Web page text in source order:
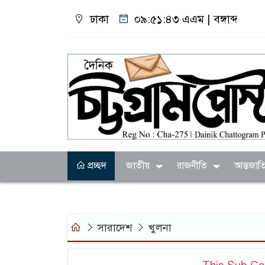
ঢাকা ০৯:৫১:৪৪ এএম| বঙ্গাব্দ
প্রচ্ছদ জাতীয় রাজনীতি
সারাদেশ খুলনা